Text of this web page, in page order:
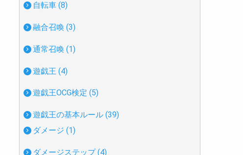
自転車 (8)
融合召喚 (3)
通常召喚 (1)
遊戯王 (4)
遊戯王OCG検定 (5)
遊戯王の基本ルール (39)
ダメージ (1)
ダメージステップ (4)